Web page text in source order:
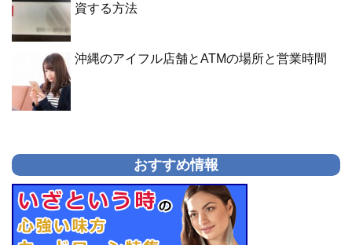
資する方法
沖縄のアイフル店舗とATMの場所と営業時間
おすすめ情報